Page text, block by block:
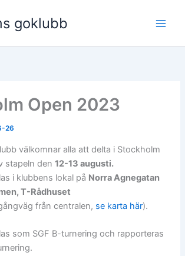
goklubb
Open 2023
26
välkomnar alla att delta i Stockholm
stapeln den12-13 augusti.
i klubbens lokal på Norra Agnegatan
T-Rådhuset
från centralen, se karta här).
som SGF B-turnering och rapporteras